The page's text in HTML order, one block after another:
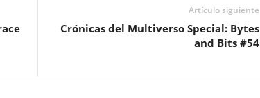
Artículo siguiente
Crónicas del Multiverso Special: Bytes
and Bits #54